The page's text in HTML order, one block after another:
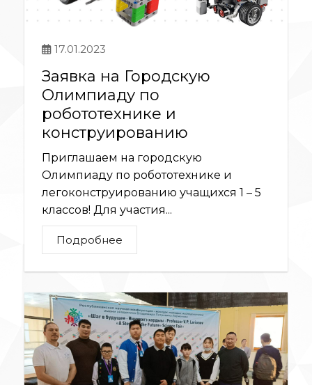
17.01.2023
Заявка на Городскую
Олимпиаду по
робототехнике и
конструированию
Приглашаем на городскую
Олимпиаду по робототехнике и
легоконструированию учащихся 1 – 5
классов! Для участия...
Подробнее